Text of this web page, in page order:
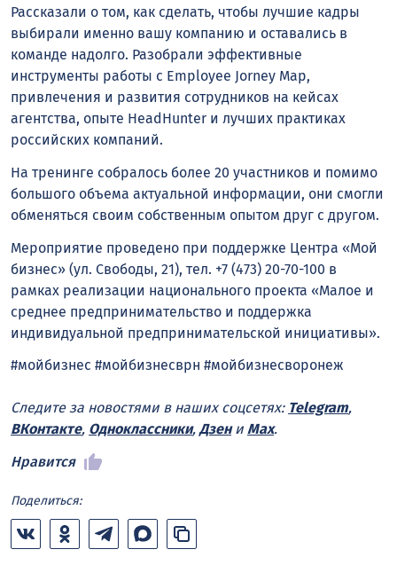
Рассказали о том, как сделать, чтобы лучшие кадры
выбирали именно вашу компанию и оставались в
команде надолго. Разобрали эффективные
инструменты работы с Employee Jorney Map,
привлечения и развития сотрудников на кейсах
агентства, опыте HeadHunter и лучших практиках
российских компаний.
На тренинге собралось более 20 участников и помимо
большого объема актуальной информации, они смогли
обменяться своим собственным опытом друг с другом.
Мероприятие проведено при поддержке Центра «Мой
бизнес» (ул. Свободы, 21), тел. +7 (473) 20-70-100 в
рамках реализации национального проекта «Малое и
среднее предпринимательство и поддержка
индивидуальной предпринимательской инициативы».
#мойбизнес #мойбизнесврн #мойбизнесворонеж
Следите за новостями в наших соцсетях: Telegram,
ВКонтакте, Одноклассники, Дзени Max.
Нравится
Поделиться: